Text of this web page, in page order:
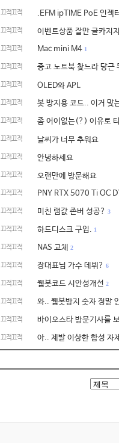
끄적끄적 .EFM ipTIME PoE 인젝
끄적끄적 이벤트상품 잘만 글카지
끄적끄적 Mac mini M4 1
끄적끄적 중고 노트북 찾느라 당근
끄적끄적 OLED와 APL
끄적끄적 봇 방지용 코드.. 이거 맞
끄적끄적 좀 어이없는(?) 이유로
끄적끄적 날씨가 너무 추워요
끄적끄적 안녕하세요
끄적끄적 오랜만에 방문해요
끄적끄적 PNY RTX 5070 Ti OC
끄적끄적 미친 램값 존버 성공? 3
끄적끄적 하드디스크 구입. 1
끄적끄적 NAS 교체 2
끄적끄적 장대표님 가수 데뷔? 6
끄적끄적 웹봇코드 시안성개선 2
끄적끄적 와.. 웹봇방지 숫자 정말
끄적끄적 바이오스타 방문기사를
끄적끄적 아.. 제발 이상한 합성 자